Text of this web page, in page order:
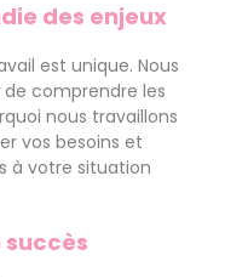
des enjeux
est unique. Nous
comprendre les
nous travaillons
vos besoins et
à votre situation